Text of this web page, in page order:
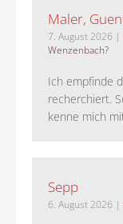
Maler,
7. August 2026 |
Wenzenbach?
Ich empfinde
recherchiert.
kenne mich
Sepp
6. August 2026 |